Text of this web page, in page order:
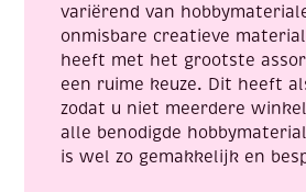
variërend van
onmisbare creatieve
heeft met het grootste
een ruime keuze. Dit heeft
zodat u niet meerdere
alle benodigde
is wel zo gemakkelijk en